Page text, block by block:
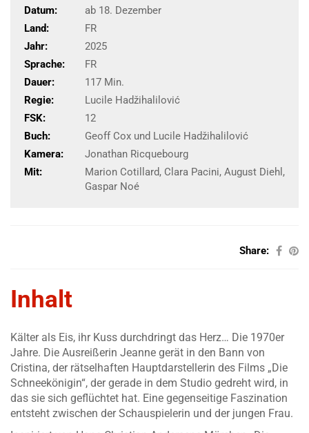
Datum:
ab 18. Dezember
Land:
FR
Jahr:
2025
Sprache:
FR
Dauer:
117 Min.
Regie:
Lucile Hadžihalilović
FSK:
12
Buch:
Geoff Cox und Lucile Hadžihalilović
Kamera:
Jonathan Ricquebourg
Mit:
Marion Cotillard, Clara Pacini, August Diehl,
Gaspar Noé
Share:
Inhalt
Kälter als Eis, ihr Kuss durchdringt das Herz… Die 1970er
Jahre. Die Ausreißerin Jeanne gerät in den Bann von
Cristina, der rätselhaften Hauptdarstellerin des Films „Die
Schneekönigin“, der gerade in dem Studio gedreht wird, in
das sie sich geflüchtet hat. Eine gegenseitige Faszination
entsteht zwischen der Schauspielerin und der jungen Frau.